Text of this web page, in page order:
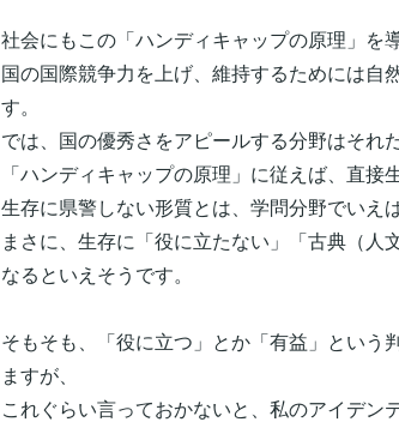
社会にもこの「ハンディキャップの原理」を
国の国際競争力を上げ、維持するためには自
す。
では、国の優秀さをアピールする分野はそれ
「ハンディキャップの原理」に従えば、直接
生存に県警しない形質とは、学問分野でいえ
まさに、生存に「役に立たない」「古典（人
なるといえそうです。
そもそも、「役に立つ」とか「有益」という
ますが、
これぐらい言っておかないと、私のアイデン